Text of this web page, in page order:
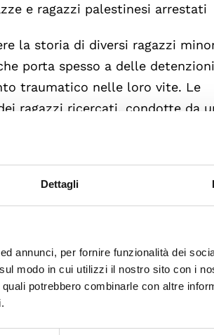
Dettagli
annunci, per fornire funzionalità dei
modo in cui utilizzi il nostro sito con i
potrebbero combinarle con altre
e ragazzi palestinesi arrestati
la storia di diversi ragazzi
porta spesso a delle
traumatico nelle loro vite. Le
ragazzi ricercati, condotte da
palestinesi è stata riportata
Save the Children
, che
vengono arrestati
di ONG come DCI
al sostegno del Centro per i